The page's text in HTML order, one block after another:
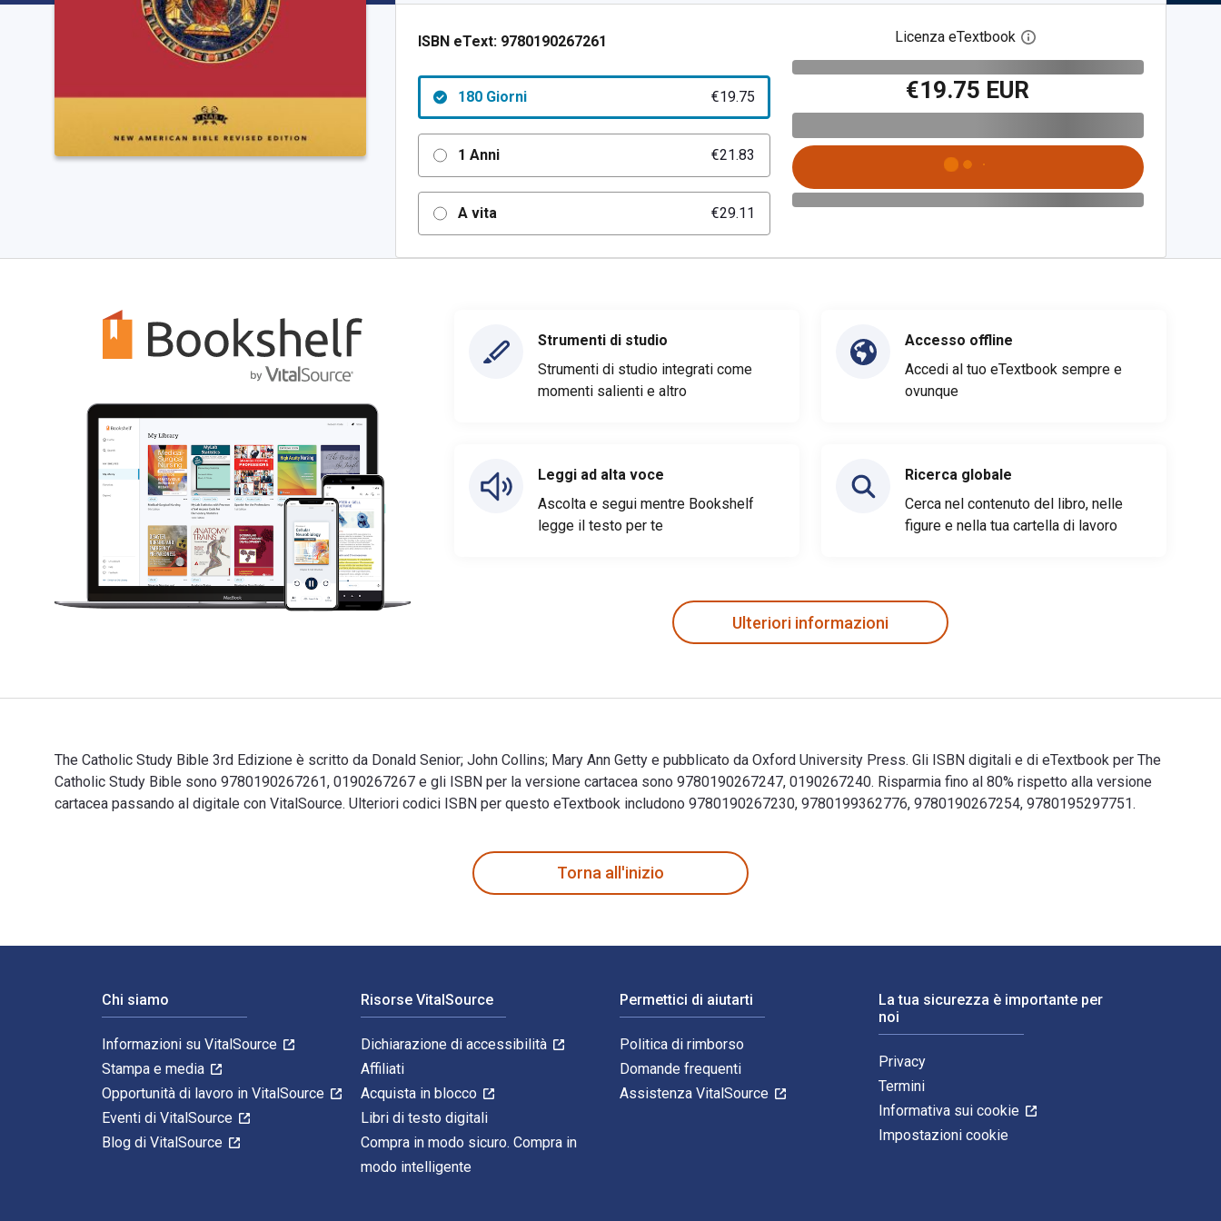
ISBN eText: 9780190267261
180 Giorni €19.75
1 Anni €21.83
A vita €29.11
Licenza eTextbook Apri la finestra di dialogo
€19.75 EUR
Strumenti di studio
Strumenti di studio integrati come
momenti salienti e altro
Leggi ad alta voce
Ascolta e segui mentre Bookshelf
legge il testo per te
Accesso offline
Accedi al tuo eTextbook sempre e
ovunque
Ricerca globale
Cerca nel contenuto del libro, nelle
figure e nella tua cartella di lavoro
Ulteriori informazioni
The Catholic Study Bible 3rd Edizione è scritto da Donald Senior; John Collins; Mary Ann Getty e pubblicato da Oxford University Press. Gli ISBN digitali e di eTextbook per The
Catholic Study Bible sono 9780190267261, 0190267267 e gli ISBN per la versione cartacea sono 9780190267247, 0190267240. Risparmia fino al 80% rispetto alla versione
cartacea passando al digitale con VitalSource. Ulteriori codici ISBN per questo eTextbook includono 9780190267230, 9780199362776, 9780190267254, 9780195297751.
Torna all'inizio
Chi siamo
Informazioni su VitalSource
Stampa e media
Opportunità di lavoro in VitalSource
Eventi di VitalSource
Blog di VitalSource
Risorse VitalSource
Dichiarazione di accessibilità
Affiliati
Acquista in blocco
Libri di testo digitali
Compra in modo sicuro. Compra in
modo intelligente
Permettici di aiutarti
Politica di rimborso
Domande frequenti
Assistenza VitalSource
La tua sicurezza è importante per
noi
Privacy
Termini
Informativa sui cookie
Impostazioni cookie